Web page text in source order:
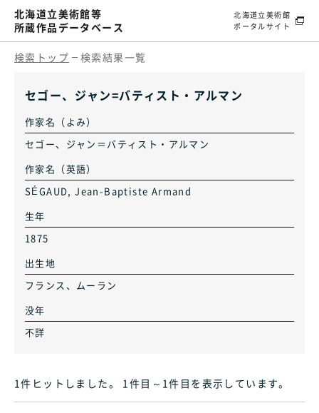
北海道立美術館等
所蔵作品データベース
北海道立美術館
ポータルサイト
検索トップ 検索結果一覧
セゴー、ジャン=バティスト・アルマン
作家名（よみ）
セゴー、ジャン＝バティスト・アルマン
作家名（英語）
SÉGAUD, Jean-Baptiste Armand
生年
1875
出生地
フランス、ムーラン
没年
不詳
1件ヒット しました。 1件目～1件目 を表示しています。